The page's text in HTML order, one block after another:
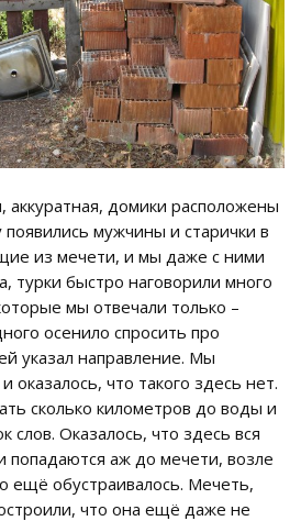
аккуратная, домики расположены
мужчины и старички в
из мечети, и мы даже с ними
турки быстро наговорили много
мы отвечали только –
осенило спросить про
указал направление. Мы
оказалось, что такого здесь нет.
сколько километров до воды и
слов. Оказалось, что здесь вся
попадаются аж до мечети, возле
ещё обустраивалось. Мечеть,
что она ещё даже не